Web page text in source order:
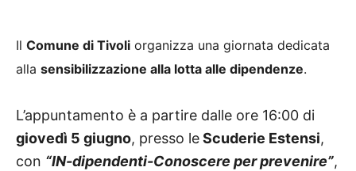
Il Comune di Tivoli organizza una giornata dedicata
alla sensibilizzazione alla lotta alle dipendenze.
L’appuntamento è a partire dalle ore 16:00 di
giovedì 5 giugno, presso leScuderie Estensi,
con “IN-dipendenti-Conoscere per prevenire”,